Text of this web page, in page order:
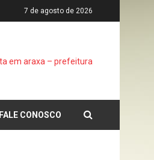
7 de agosto de 2026
FALE CONOSCO